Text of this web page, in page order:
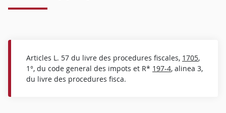
Articles L. 57 du livre des procedures fiscales, 1705,
1°, du code general des impots et R* 197-4, alinea 3,
du livre des procedures fisca.